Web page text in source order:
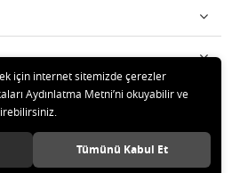
ELEKTRONİK SAN TİC LTD ŞTİ
hakları saklıdır.
için internet sitemizde çerezler
Aydınlatma Metni’ni okuyabilir ve
Tümünü Kabul Et